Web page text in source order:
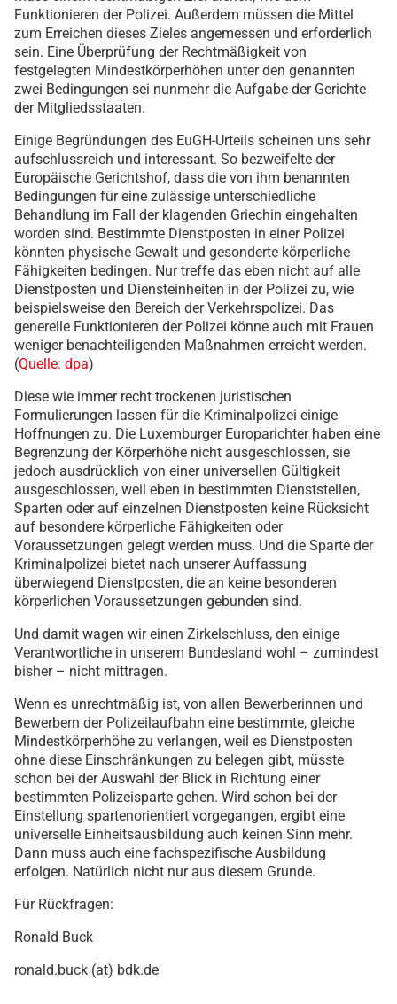
Funktionieren der Polizei. Außerdem müssen die Mittel
zum Erreichen dieses Zieles angemessen und erforderlich
sein. Eine Überprüfung der Rechtmäßigkeit von
festgelegten Mindestkörperhöhen unter den genannten
zwei Bedingungen sei nunmehr die Aufgabe der Gerichte
der Mitgliedsstaaten.
Einige Begründungen des EuGH-Urteils scheinen uns sehr
aufschlussreich und interessant. So bezweifelte der
Europäische Gerichtshof, dass die von ihm benannten
Bedingungen für eine zulässige unterschiedliche
Behandlung im Fall der klagenden Griechin eingehalten
worden sind. Bestimmte Dienstposten in einer Polizei
könnten physische Gewalt und gesonderte körperliche
Fähigkeiten bedingen. Nur treffe das eben nicht auf alle
Dienstposten und Diensteinheiten in der Polizei zu, wie
beispielsweise den Bereich der Verkehrspolizei. Das
generelle Funktionieren der Polizei könne auch mit Frauen
weniger benachteiligenden Maßnahmen erreicht werden.
(Quelle: dpa)
Diese wie immer recht trockenen juristischen
Formulierungen lassen für die Kriminalpolizei einige
Hoffnungen zu. Die Luxemburger Europarichter haben eine
Begrenzung der Körperhöhe nicht ausgeschlossen, sie
jedoch ausdrücklich von einer universellen Gültigkeit
ausgeschlossen, weil eben in bestimmten Dienststellen,
Sparten oder auf einzelnen Dienstposten keine Rücksicht
auf besondere körperliche Fähigkeiten oder
Voraussetzungen gelegt werden muss. Und die Sparte der
Kriminalpolizei bietet nach unserer Auffassung
überwiegend Dienstposten, die an keine besonderen
körperlichen Voraussetzungen gebunden sind.
Und damit wagen wir einen Zirkelschluss, den einige
Verantwortliche in unserem Bundesland wohl – zumindest
bisher – nicht mittragen.
Wenn es unrechtmäßig ist, von allen Bewerberinnen und
Bewerbern der Polizeilaufbahn eine bestimmte, gleiche
Mindestkörperhöhe zu verlangen, weil es Dienstposten
ohne diese Einschränkungen zu belegen gibt, müsste
schon bei der Auswahl der Blick in Richtung einer
bestimmten Polizeisparte gehen. Wird schon bei der
Einstellung spartenorientiert vorgegangen, ergibt eine
universelle Einheitsausbildung auch keinen Sinn mehr.
Dann muss auch eine fachspezifische Ausbildung
erfolgen. Natürlich nicht nur aus diesem Grunde.
Für Rückfragen:
Ronald Buck
ronald.buck (at) bdk.de